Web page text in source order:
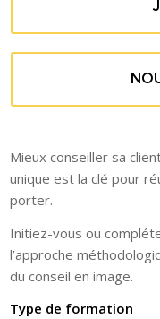
Mieux conseiller sa
unique est la clé pour
porter.
Initiez-vous ou
l’approche
du conseil en image.
Type de formation